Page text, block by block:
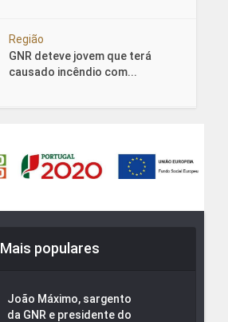
Região
GNR deteve jovem que terá
causado incêndio com...
Mais populares
João Máximo, sargento
da GNR e presidente do